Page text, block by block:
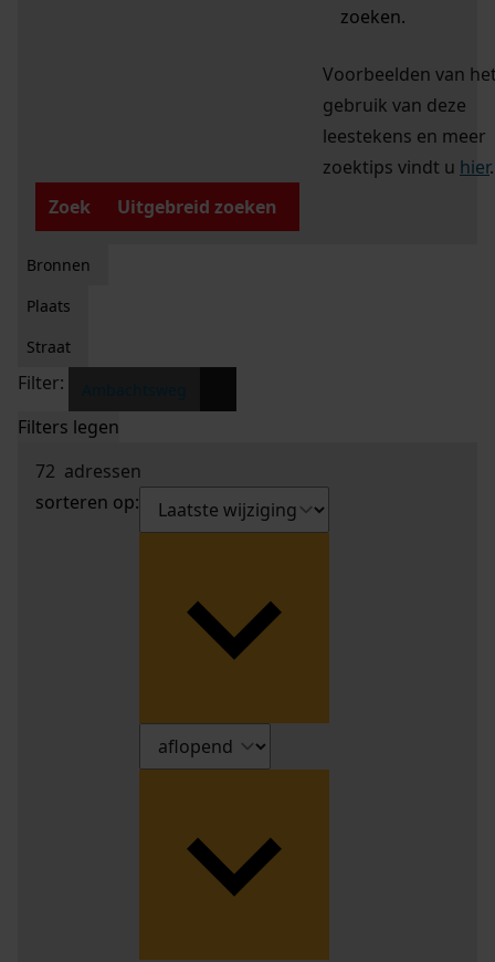
zoeken.
Voorbeelden van
gebruik van deze
leestekens en meer
zoektips vindt u hier.
Zoek
Uitgebreid zoeken
Bronnen
Plaats
Straat
Filter:
Filters legen
72 adressen
sorteren op: